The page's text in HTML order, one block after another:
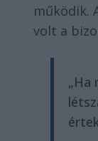
működik.
volt a
„Ha